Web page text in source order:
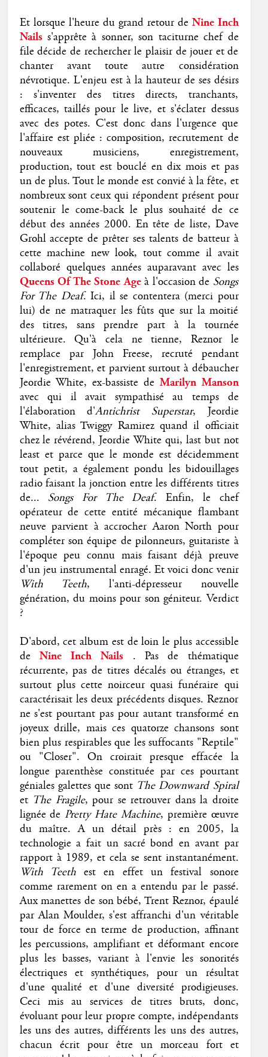
Et lorsque l'heure du grand retour deNine Inch
Nails s'apprête à sonner, son taciturne chef de
file décide de rechercher le plaisir de jouer et de
chanter avant toute autre considération
névrotique. L'enjeu est à la hauteur de ses désirs
: s'inventer des titres directs, tranchants,
efficaces, taillés pour le live, et s'éclater dessus
avec des potes. C'est donc dans l'urgence que
l'affaire est pliée : composition, recrutement de
nouveaux musiciens, enregistrement,
production, tout est bouclé en dix mois et pas
un de plus. Tout le monde est convié à la fête, et
nombreux sont ceux qui répondent présent pour
soutenir le come-back le plus souhaité de ce
début des années 2000. En tête de liste, Dave
Grohl accepte de prêter ses talents de batteur à
cette machine new look, tout comme il avait
collaboré quelques années auparavant avec les
Queens Of The Stone Ageà l'occasion de Songs
For The Deaf. Ici, il se contentera (merci pour
lui) de ne matraquer les fûts que sur la moitié
des titres, sans prendre part à la tournée
ultérieure. Qu'à cela ne tienne, Reznor le
remplace par John Freese, recruté pendant
l'enregistrement, et parvient surtout à débaucher
Jeordie White, ex-bassiste deMarilyn Manson
avec qui il avait sympathisé au temps de
l'élaboration d'Antichrist Superstar, Jeordie
White, alias Twiggy Ramirez quand il officiait
chez le révérend, Jeordie White qui, last but not
least et parce que le monde est décidemment
tout petit, a également pondu les bidouillages
radio faisant la jonction entre les différents titres
de... Songs For The Deaf. Enfin, le chef
opérateur de cette entité mécanique flambant
neuve parvient à accrocher Aaron North pour
compléter son équipe de pilonneurs, guitariste à
l'époque peu connu mais faisant déjà preuve
d'un jeu instrumental enragé. Et voici donc venir
With Teeth, l'anti-dépresseur nouvelle
génération, du moins pour son géniteur. Verdict
?
D'abord, cet album est de loin le plus accessible
deNine Inch Nails . Pas de thématique
récurrente, pas de titres décalés ou étranges, et
surtout plus cette noirceur quasi funéraire qui
caractérisait les deux précédents disques. Reznor
ne s'est pourtant pas pour autant transformé en
joyeux drille, mais ces quatorze chansons sont
bien plus respirables que les suffocants "Reptile"
ou "Closer". On croirait presque effacée la
longue parenthèse constituée par ces pourtant
géniales galettes que sont The Downward Spiral
et The Fragile, pour se retrouver dans la droite
lignée de Pretty Hate Machine, première œuvre
du maître. A un détail près : en 2005, la
technologie a fait un sacré bond en avant par
rapport à 1989, et cela se sent instantanément.
With Teethest en effet un festival sonore
comme rarement on en a entendu par le passé.
Aux manettes de son bébé, Trent Reznor, épaulé
par Alan Moulder, s'est affranchi d'un véritable
tour de force en terme de production, affinant
les percussions, amplifiant et déformant encore
plus les basses, variant à l'envie les sonorités
électriques et synthétiques, pour un résultat
d'une qualité et d'une diversité prodigieuses.
Ceci mis au services de titres bruts, donc,
évoluant pour leur propre compte, indépendants
les uns des autres, différents les uns des autres,
chacun écrit pour être un morceau fort et